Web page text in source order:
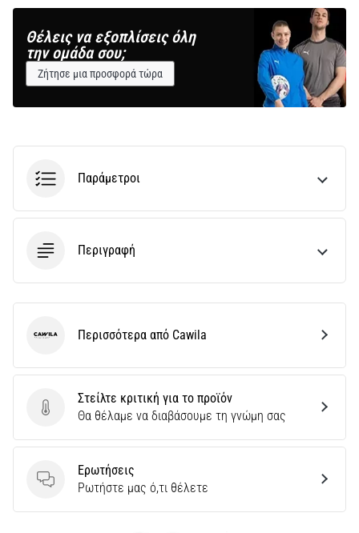
Θέλεις να εξοπλίσεις όλη
την ομάδα σου;
Ζήτησε μια προσφορά τώρα
Παράμετροι
Περιγραφή
Στείλτε κριτική για το προϊόν
Στείλτε κριτική για το προϊόν
Θα θέλαμε να διαβάσουμε τη γνώμη σας
Ερωτήσεις
Ερωτήσεις
Ρωτήστε μας ό,τι θέλετε
Cawila Περισσότερα από Cawila